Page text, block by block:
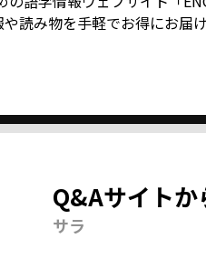
読み物を手軽でお得にお届け
Q&Aサイト
サラ